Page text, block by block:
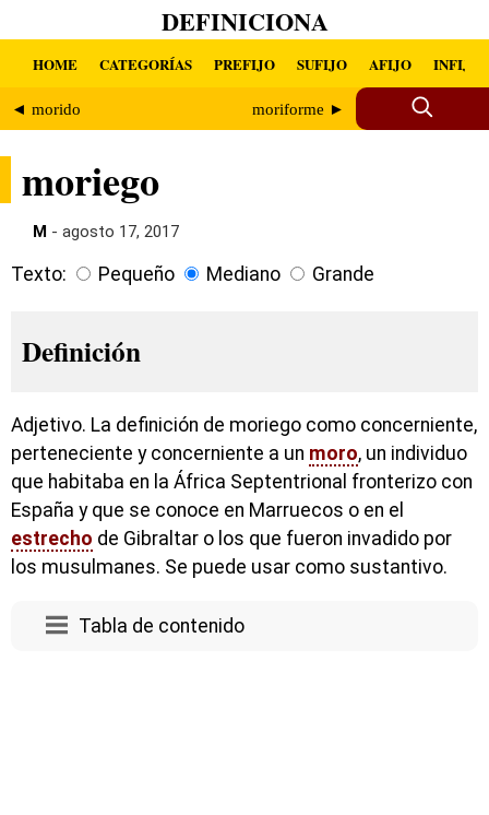
DEFINICIONA
HOME CATEGORÍAS PREFIJO SUFIJO AFIJO INFIJO
◄ morido moriforme ►
moriego
M - agosto 17, 2017
Texto: Pequeño Mediano Grande
Definición
Adjetivo. La definición de moriego como concerniente,
perteneciente y concerniente a un moro, un individuo
que habitaba en la África Septentrional fronterizo con
España y que se conoce en Marruecos o en el
estrecho de Gibraltar o los que fueron invadido por
los musulmanes. Se puede usar como sustantivo.
Tabla de contenido